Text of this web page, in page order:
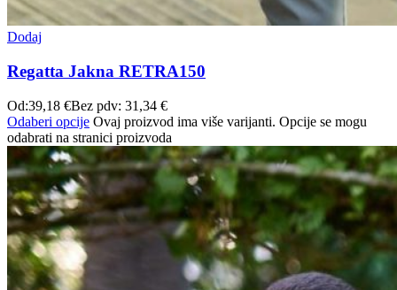
Dodaj
Regatta Jakna RETRA150
Od:39,18 €Bez pdv: 31,34 €
Odaberi opcije Ovaj proizvod ima više varijanti. Opcije se mogu
odabrati na stranici proizvoda